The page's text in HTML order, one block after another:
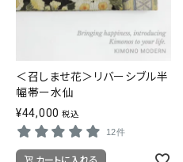
＜召しませ花＞リバーシブル半
幅帯ー水仙
¥44,000 税込
12件